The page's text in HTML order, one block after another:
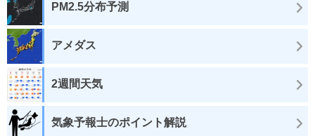
PM2.5分布予測
アメダス
2週間天気
気象予報士のポイント解説